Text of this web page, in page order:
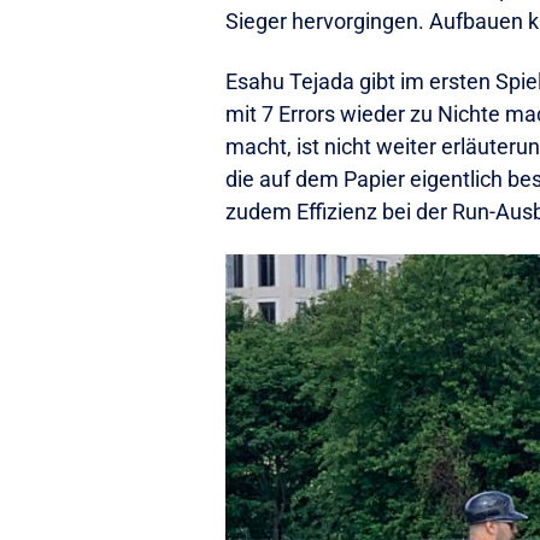
Sieger hervorgingen. Aufbauen
Esahu Tejada gibt im ersten
mit 7 Errors wieder zu Nichte
macht, ist nicht weiter
die auf dem Papier eigentlich
zudem Effizienz bei der Run-